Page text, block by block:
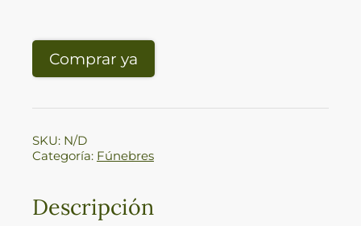
Comprar ya
SKU: N/D
Categoría: Fúnebres
Descripción